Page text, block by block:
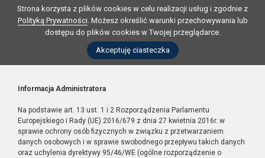
Strona korzysta z plików cookies w celu realizacji usług i zgodnie z
Polityką Prywatności. Możesz określić warunki przechowywania lub
dostępu do plików cookies w Twojej przeglądarce.
Akceptuję ciasteczka
Informacja Administratora
Na podstawie art. 13 ust. 1 i 2 Rozporządzenia Parlamentu
Europejskiego i Rady (UE) 2016/679 z dnia 27 kwietnia 2016r. w
sprawie ochrony osób fizycznych w związku z przetwarzaniem
danych osobowych i w sprawie swobodnego przepływu takich danych
oraz uchylenia dyrektywy 95/46/WE (ogólne rozporządzenie o